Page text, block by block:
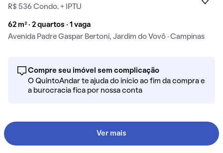
R$ 536 Condo. + IPTU
62 m² · 2 quartos · 1 vaga
Avenida Padre Gaspar Bertoni, Jardim do Vovô · Campinas
Compre seu imóvel sem complicação
O QuintoAndar te ajuda do início ao fim da compra e
a burocracia fica por nossa conta
Ver mais